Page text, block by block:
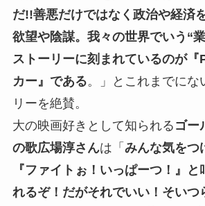
だ!!善悪だけではなく政治や経済
欲望や陰謀。我々の世界でいう“
ストーリーに刻まれているのが『
カー』である。」とこれまでにな
リーを絶賛。
大の映画好きとして知られる ゴー
の歌広場淳さんは「 みんな気をつ
『ファイトぉ！いっぱーつ！』
れるぞ！だがそれでいい！そいつ